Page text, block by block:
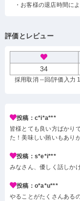
・お客様の退店時間に
評価とレビュー
34
採用取消 --回/評価入力
投稿：c*i*a***
皆様とても良い方ばかり
た！美味しい賄いもあり
投稿：s*e*i***
みなさん、優しく話しか
投稿：o*a*u***
やることがたくさんある